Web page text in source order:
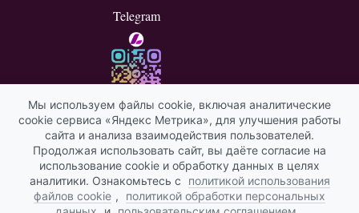
Telegram
ВКонтакте
Яндекс ИКС
Мы используем файлы cookie, включая аналитические
cookie сервиса «Яндекс Метрика», для улучшения работы
сайта и анализа взаимодействия пользователей.
Продолжая использовать сайт, вы даёте согласие на
использование cookie и обработку данных в целях
аналитики. Ознакомьтесь с
политикой использования
файлов cookie ,
политикой обработки персональных